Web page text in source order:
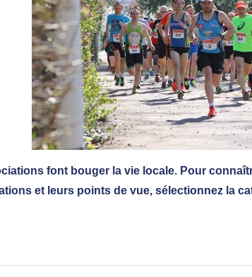
font bouger la vie locale. Pour
et leurs points de vue, sélectionnez la